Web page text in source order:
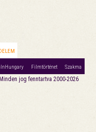
Filmtörténet Szakma
jog fenntartva 2000-2026